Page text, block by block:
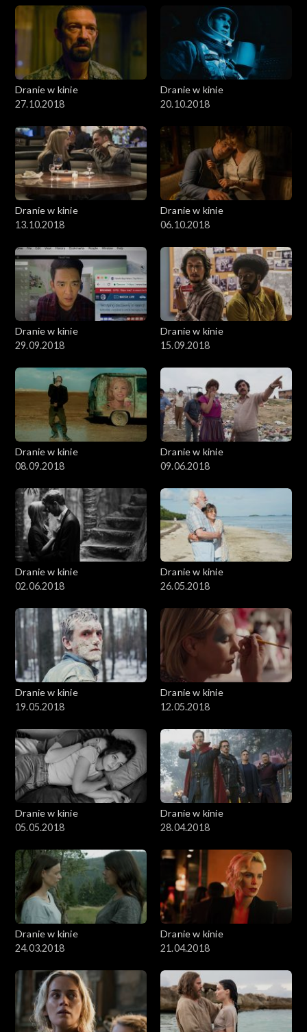
Dranie w kinie
27.10.2018
Dranie w kinie
20.10.2018
Dranie w kinie
13.10.2018
Dranie w kinie
06.10.2018
Dranie w kinie
29.09.2018
Dranie w kinie
15.09.2018
Dranie w kinie
08.09.2018
Dranie w kinie
09.06.2018
Dranie w kinie
02.06.2018
Dranie w kinie
26.05.2018
Dranie w kinie
19.05.2018
Dranie w kinie
12.05.2018
Dranie w kinie
05.05.2018
Dranie w kinie
28.04.2018
Dranie w kinie
24.03.2018
Dranie w kinie
21.04.2018